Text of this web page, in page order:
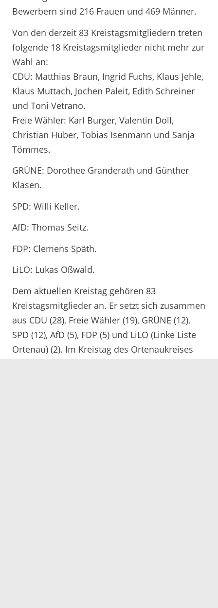
Bewerbern sind 216 Frauen und 469 Männer.
Von den derzeit 83 Kreistagsmitgliedern treten
folgende 18 Kreistagsmitglieder nicht mehr zur
Wahl an:
CDU: Matthias Braun, Ingrid Fuchs, Klaus Jehle,
Klaus Muttach, Jochen Paleit, Edith Schreiner
und Toni Vetrano.
Freie Wähler: Karl Burger, Valentin Doll,
Christian Huber, Tobias Isenmann und Sanja
Tömmes.
GRÜNE: Dorothee Granderath und Günther
Klasen.
SPD: Willi Keller.
AfD: Thomas Seitz.
FDP: Clemens Späth.
LiLO: Lukas Oßwald.
Dem aktuellen Kreistag gehören 83
Kreistagsmitglieder an. Er setzt sich zusammen
aus CDU (28), Freie Wähler (19), GRÜNE (12),
SPD (12), AfD (5), FDP (5) und LiLO (Linke Liste
Ortenau) (2). Im Kreistag des Ortenaukreises